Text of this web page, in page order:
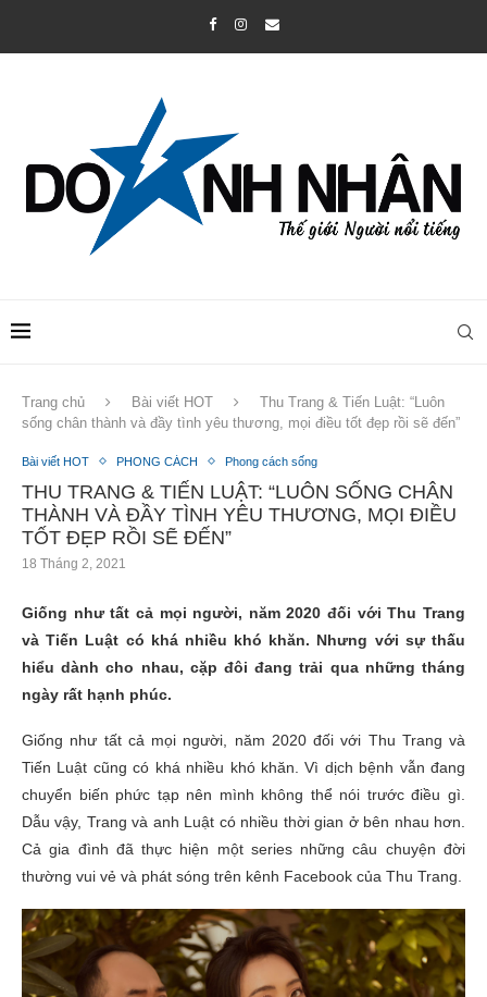
Trang chủ Bài viết HOT
Thu Trang & Tiến Luật: “Luôn
sống chân thành và đầy tình yêu thương, mọi điều tốt đẹp rồi sẽ đến”
Bài viết HOT PHONG CÁCH Phong cách sống
THU TRANG & TIẾN LUẬT: “LUÔN SỐNG CHÂN
THÀNH VÀ ĐẦY TÌNH YÊU THƯƠNG, MỌI ĐIỀU
TỐT ĐẸP RỒI SẼ ĐẾN”
18 Tháng 2, 2021
Giống như tất cả mọi người, năm 2020 đối với Thu Trang
và Tiến Luật có khá nhiều khó khăn. Nhưng với sự thấu
hiểu dành cho nhau, cặp đôi đang trải qua những tháng
ngày rất hạnh phúc.
Giống như tất cả mọi người, năm 2020 đối với Thu Trang và
Tiến Luật cũng có khá nhiều khó khăn. Vì dịch bệnh vẫn đang
chuyển biến phức tạp nên mình không thể nói trước điều gì.
Dẫu vậy, Trang và anh Luật có nhiều thời gian ở bên nhau hơn.
Cả gia đình đã thực hiện một series những câu chuyện đời
thường vui vẻ và phát sóng trên kênh Facebook của Thu Trang.